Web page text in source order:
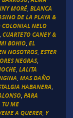
MORÉ, BLANCA
DE LA PLAYA &
COLONIAL NELO
CUARTETO CANEY &
BOHIO, EL
NOSOTROS, ESTER
NEGRAS,
, LALITA
MAS DAÑO
HABANERA
, PARA
TU ME
A QUERER, Y